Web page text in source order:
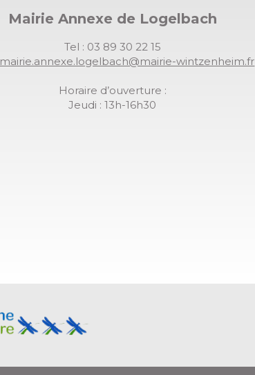
Mairie Annexe de Logelbach
Tel : 03 89 30 22 15
mairie.annexe.logelbach@mairie-wintzenheim.fr
Horaire d’ouverture :
Jeudi : 13h-16h30